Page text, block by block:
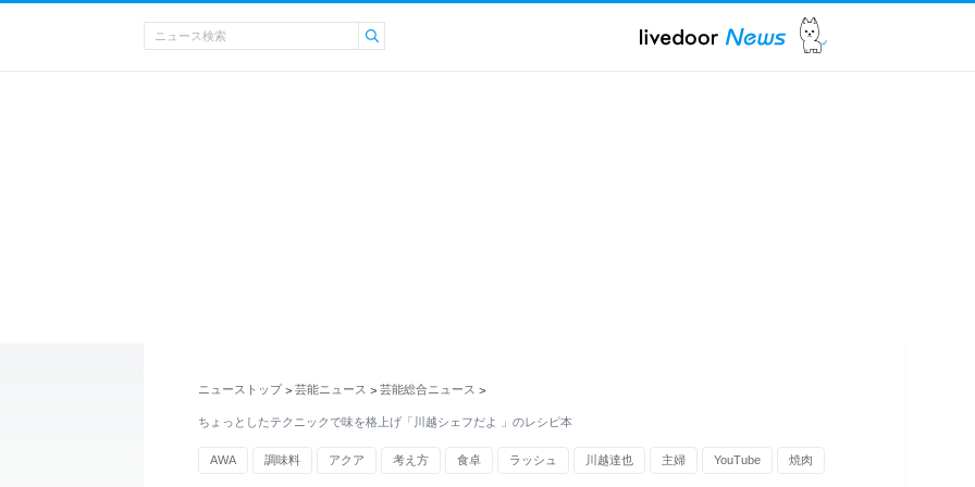
ニューストップ > 芸能ニュース > 芸能総合ニュース >
ちょっとしたテクニックで味を格上げ「川越シェフだよ 」のレシピ本
AWA 調味料 アクア 考え方 食卓 ラッシュ 川越達也 主婦 YouTube 焼肉